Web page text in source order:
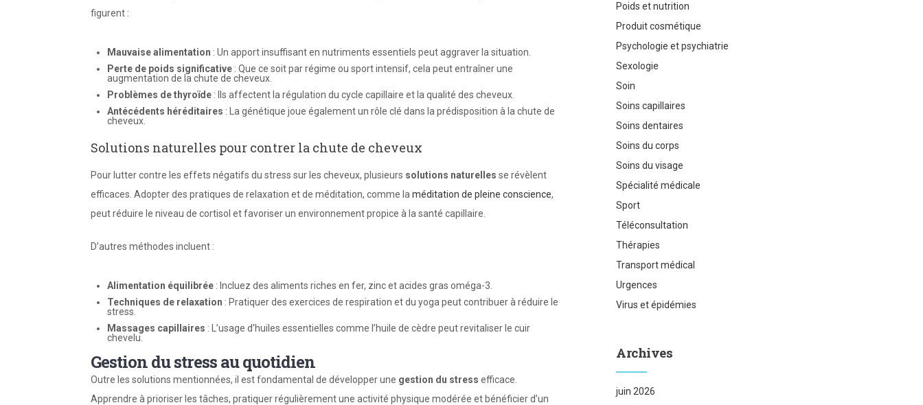
figurent :
Mauvaise alimentation : Un apport insuffisant en nutriments essentiels peut aggraver la situation.
Perte de poids significative : Que ce soit par régime ou sport intensif, cela peut entraîner une
augmentation de la chute de cheveux.
Problèmes de thyroïde : Ils affectent la régulation du cycle capillaire et la qualité des cheveux.
Antécédents héréditaires : La génétique joue également un rôle clé dans la prédisposition à la chute de
cheveux.
Solutions naturelles pour contrer la chute de cheveux
Pour lutter contre les effets négatifs du stress sur les cheveux, plusieurs solutions naturelles se révèlent
efficaces. Adopter des pratiques de relaxation et de méditation, comme la méditation de pleine conscience,
peut réduire le niveau de cortisol et favoriser un environnement propice à la santé capillaire.
D’autres méthodes incluent :
Alimentation équilibrée : Incluez des aliments riches en fer, zinc et acides gras oméga-3.
Techniques de relaxation : Pratiquer des exercices de respiration et du yoga peut contribuer à réduire le
stress.
Massages capillaires : L’usage d’huiles essentielles comme l’huile de cèdre peut revitaliser le cuir
chevelu.
Gestion du stress au quotidien
Outre les solutions mentionnées, il est fondamental de développer une gestion du stress efficace.
Apprendre à prioriser les tâches, pratiquer régulièrement une activité physique modérée et bénéficier d’un
Poids et nutrition
Produit cosmétique
Psychologie et psychiatrie
Sexologie
Soin
Soins capillaires
Soins dentaires
Soins du corps
Soins du visage
Spécialité médicale
Sport
Téléconsultation
Thérapies
Transport médical
Urgences
Virus et épidémies
Archives
juin 2026